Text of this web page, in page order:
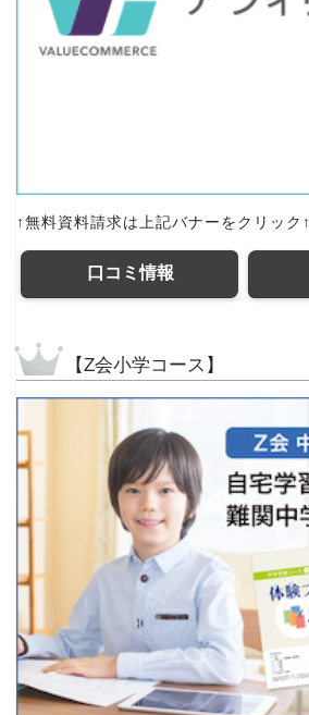
↑無料資料請求は上記バナーをクリック↑
口コミ情報
【Z会小学コース】